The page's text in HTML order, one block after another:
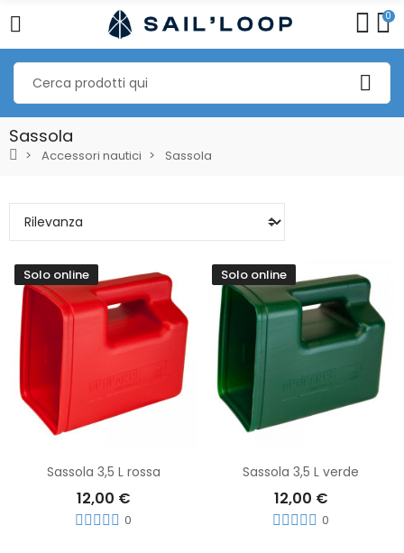
0
Sassola
Accessori nautici Sassola
Solo online
Aggiungi Al Carrello
Sassola 3,5 L rossa
12,00 €
0
Solo online
Aggiungi Al Carrello
Sassola 3,5 L verde
12,00 €
0